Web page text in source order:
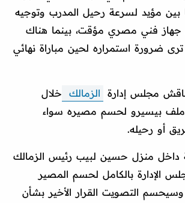
مؤيد لسرعة رحيل المدرب وتوجيه
جهاز فني مصري مؤقت، بينما هناك
ضرورة استمراره لحين مباراة نهائي
مجلس إدارة الزمالك
خلال
ملف بيسيرو لحسم مصيره سواء
أو رحيله.
داخل منزل حسين لبيب رئيس الزمالك
الإدارة بالكامل لحسم المصير
وسيحسم التصويت القرار الأخير بشأن